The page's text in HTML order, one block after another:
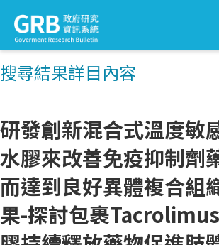
搜尋結果詳目內容
研發創新混合式溫度敏
水膠來改善免疫抑制劑
而達到良好異體複合組
果-探討包裹